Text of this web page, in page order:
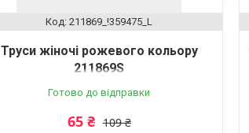
211869_!359475_L
Труси жіночі рожевого кольору
211869S
Готово до відправки
109 ₴
65 ₴